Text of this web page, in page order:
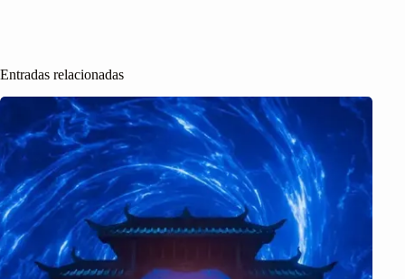
Entradas relacionadas